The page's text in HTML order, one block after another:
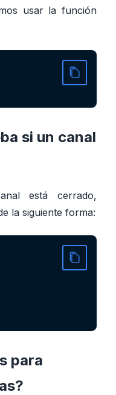
usar la función
si un canal
está cerrado,
la siguiente forma:
para